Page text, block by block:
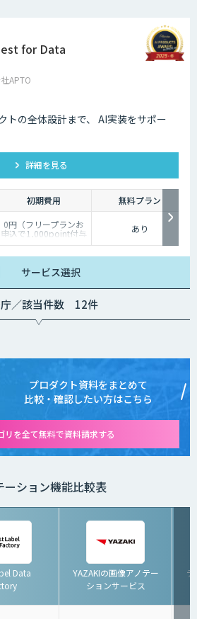
for Data
APTO
トの全体設計まで、 AI実装をサポー
詳細を見る
初期費用
無料プラン
0円（フリープランお
申込で1,000point付与
のキャンペーン実施）
あり
サービス選択
庁／該当件数 12件
プロダクト資料をまとめて
比較・確認したい方はこちら
リを全て無料で資料請求する
ーション機能比較表
Data
YAZAKIの画像アノテー
ションサービス